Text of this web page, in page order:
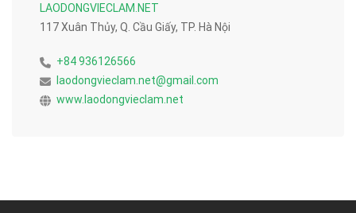
LAODONGVIECLAM.NET
117 Xuân Thủy, Q. Cầu Giấy, TP. Hà Nội
+84 936126566
laodongvieclam.net@gmail.com
www.laodongvieclam.net